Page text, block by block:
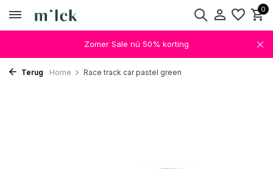
0
Zomer Sale nú 50% korting
Terug Home Race track car pastel green